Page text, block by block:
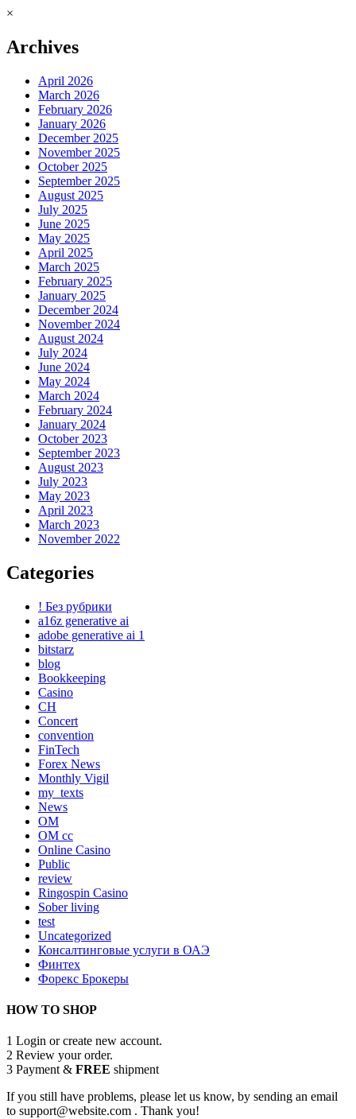
×
Archives
April 2026
March 2026
February 2026
January 2026
December 2025
November 2025
October 2025
September 2025
August 2025
July 2025
June 2025
May 2025
April 2025
March 2025
February 2025
January 2025
December 2024
November 2024
August 2024
July 2024
June 2024
May 2024
March 2024
February 2024
January 2024
October 2023
September 2023
August 2023
July 2023
May 2023
April 2023
March 2023
November 2022
Categories
! Без рубрики
a16z generative ai
adobe generative ai 1
bitstarz
blog
Bookkeeping
Casino
CH
Concert
convention
FinTech
Forex News
Monthly Vigil
my_texts
News
OM
OM cc
Online Casino
Public
review
Ringospin Casino
Sober living
test
Uncategorized
Консалтинговые услуги в ОАЭ
Финтех
Форекс Брокеры
HOW TO SHOP
1 Login or create new account.
2 Review your order.
3 Payment & FREE shipment
If you still have problems, please let us know, by sending an email
to support@website.com . Thank you!